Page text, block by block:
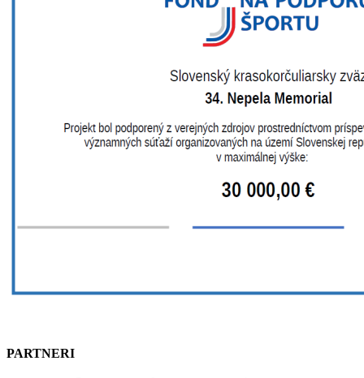
PARTNERI